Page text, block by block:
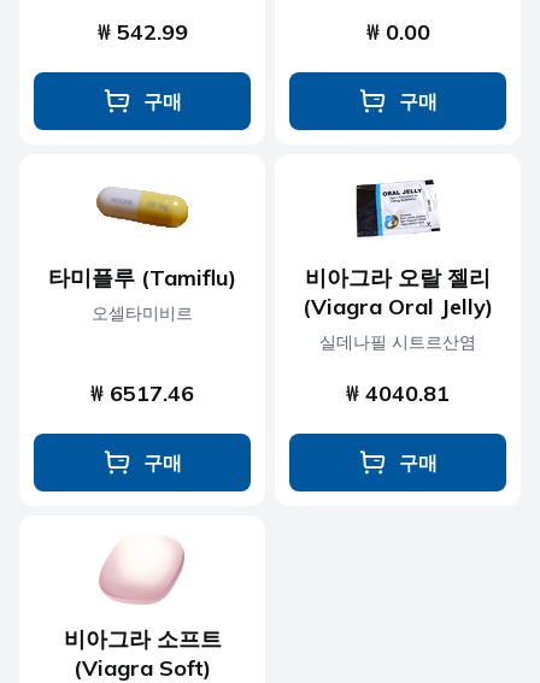
₩ 542.99
구매
₩ 0.00
구매
타미플루 (Tamiflu)
오셀타미비르
₩ 6517.46
구매
비아그라 오랄 젤리
(Viagra Oral Jelly)
실데나필 시트르산염
₩ 4040.81
구매
비아그라 소프트
(Viagra Soft)